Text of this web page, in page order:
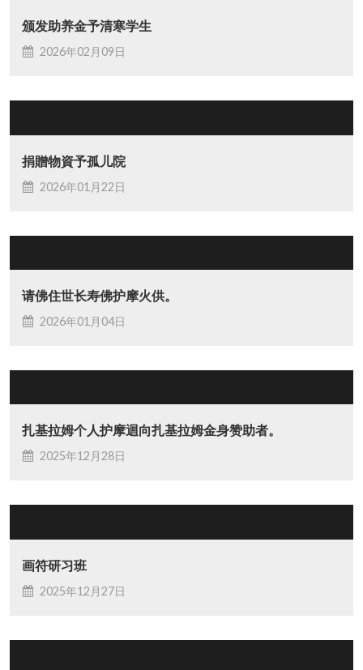
颁发助养金予清寒学生
2026年02月09日
捐贈物資予孤儿院
2026年01月22日
请佛住世长寿佛护摩火供。
2026年01月04日
扎基拉姆个人护摩迴向扎基拉姆金身赞助者。
2025年12月28日
画符研习班
2025年12月27日